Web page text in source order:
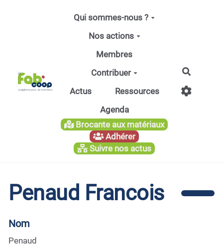
Aller au contenu principal
Qui sommes-nous ?
Nos actions
Membres
Contribuer
Actus
Ressources
Agenda
Brocante aux matériaux
Adhérer
Suivre nos actus
Penaud Francois
Nom
Penaud